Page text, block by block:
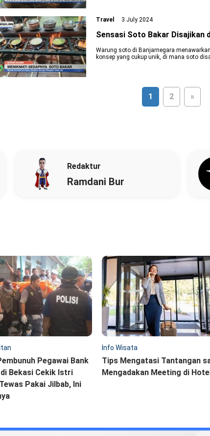
Travel 3 July 2024
Sensasi Soto Bakar Disajikan
Warung soto di Banjarnegara
konsep yang cukup unik, di mana soto
1 2 »
Redaktur
Ramdani Bur
Pegawai Bank
Bekasi Cekik Istri
Pakai Jilbab, Ini
Info Wisata
Tips Mengatasi Tantangan
Mengadakan Meeting di